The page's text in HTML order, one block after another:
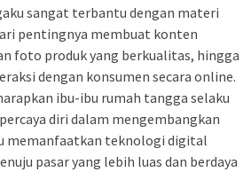
sangat terbantu dengan materi
pentingnya membuat konten
foto produk yang berkualitas, hingga
dengan konsumen secara online.
ibu-ibu rumah tangga selaku
diri dalam mengembangkan
memanfaatkan teknologi digital
pasar yang lebih luas dan berdaya